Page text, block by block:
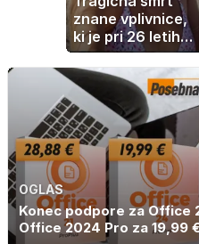
znane vplivnice,
ki je pri 26 letih
izgubila boj z
boleznijo
OGLAS
Konec podpore za Office
Office 2024 Pro za 19,99